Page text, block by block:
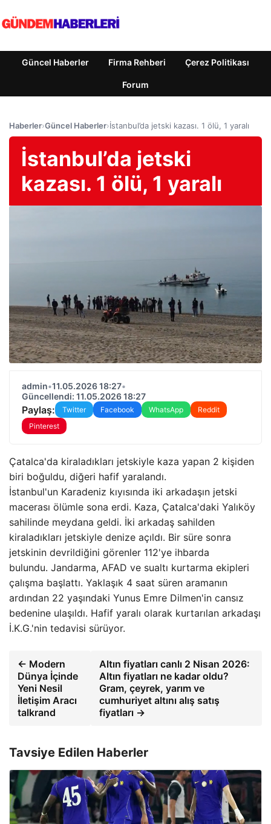
Güncel Haberler Firma Rehberi Çerez Politikası
Forum
Haberler›Güncel Haberler›İstanbul’da jetski kazası. 1 ölü, 1 yaralı
İstanbul’da jetski
kazası. 1 ölü, 1 yaralı
admin•11.05.2026 18:27•
Güncellendi: 11.05.2026 18:27
Paylaş: Twitter Facebook WhatsApp
Reddit
Pinterest
Çatalca'da kiraladıkları jetskiyle kaza yapan 2 kişiden
biri boğuldu, diğeri hafif yaralandı.
İstanbul'un Karadeniz kıyısında iki arkadaşın jetski
macerası ölümle sona erdi. Kaza, Çatalca'daki Yalıköy
sahilinde meydana geldi. İki arkadaş sahilden
kiraladıkları jetskiyle denize açıldı. Bir süre sonra
jetskinin devrildiğini görenler 112'ye ihbarda
bulundu. Jandarma, AFAD ve sualtı kurtarma ekipleri
çalışma başlattı. Yaklaşık 4 saat süren aramanın
ardından 22 yaşındaki Yunus Emre Dilmen'in cansız
bedenine ulaşıldı. Hafif yaralı olarak kurtarılan arkadaşı
İ.K.G.'nin tedavisi sürüyor.
← Modern
Dünya İçinde
Yeni Nesil
İletişim Aracı
talkrand
Altın fiyatları canlı 2 Nisan 2026:
Altın fiyatları ne kadar oldu?
Gram, çeyrek, yarım ve
cumhuriyet altını alış satış
fiyatları →
Tavsiye Edilen Haberler